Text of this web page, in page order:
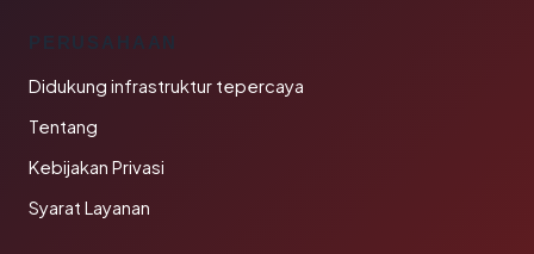
PERUSAHAAN
Didukung infrastruktur tepercaya
Tentang
Kebijakan Privasi
Syarat Layanan